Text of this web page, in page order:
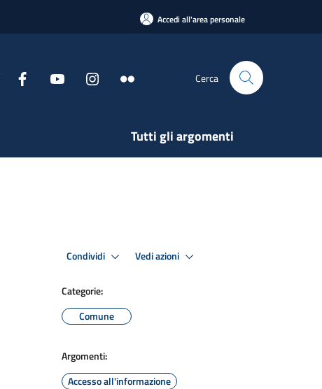
Accedi all'area personale
Cerca
Tutti gli argomenti
Condividi Vedi azioni
Categorie:
Comune
Argomenti:
Accesso all'informazione